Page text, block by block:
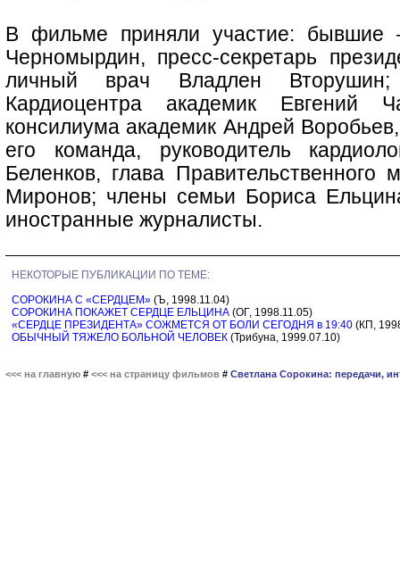
В фильме приняли участие: бывшие
Черномырдин, пресс-секретарь
личный врач Владлен
Кардиоцентра академик Евгений
консилиума академик Андрей
его команда, руководитель
Беленков, глава Правительственного
Миронов; члены семьи Бориса
иностранные журналисты.
НЕКОТОРЫЕ ПУБЛИКАЦИИ ПО ТЕМЕ:
СОРОКИНА С «СЕРДЦЕМ»(Ъ, 1998.11.04)
СОРОКИНА ПОКАЖЕТ СЕРДЦЕ ЕЛЬЦИНА(ОГ, 1998.11.05)
«СЕРДЦЕ ПРЕЗИДЕНТА» СОЖМЕТСЯ ОТ БОЛИ СЕГОДНЯ в 19:40(КП,
ОБЫЧНЫЙ ТЯЖЕЛО БОЛЬНОЙ ЧЕЛОВЕК(Трибуна, 1999.07.10)
<<< на главную # <<< на страницу фильмов # Светлана Сорокина: передачи,